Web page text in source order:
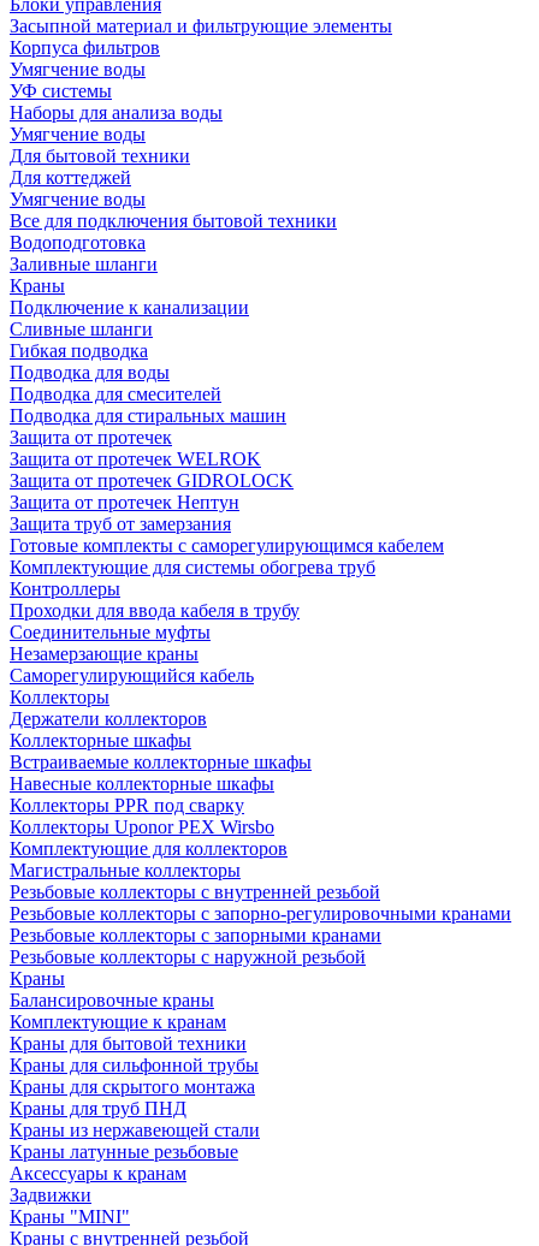
Засыпной материал и фильтрующие элементы
Корпуса фильтров
Умягчение воды
УФ системы
Наборы для анализа воды
Умягчение воды
Для бытовой техники
Для коттеджей
Умягчение воды
Все для подключения бытовой техники
Водоподготовка
Заливные шланги
Краны
Подключение к канализации
Сливные шланги
Гибкая подводка
Подводка для воды
Подводка для смесителей
Подводка для стиральных машин
Защита от протечек
Защита от протечек WELROK
Защита от протечек GIDROLOCK
Защита от протечек Нептун
Защита труб от замерзания
Готовые комплекты с саморегулирующимся кабелем
Комплектующие для системы обогрева труб
Контроллеры
Проходки для ввода кабеля в трубу
Соединительные муфты
Незамерзающие краны
Саморегулирующийся кабель
Коллекторы
Держатели коллекторов
Коллекторные шкафы
Встраиваемые коллекторные шкафы
Навесные коллекторные шкафы
Коллекторы PPR под сварку
Коллекторы Uponor PEX Wirsbo
Комплектующие для коллекторов
Магистральные коллекторы
Резьбовые коллекторы с внутренней резьбой
Резьбовые коллекторы с запорно-регулировочными кранами
Резьбовые коллекторы с запорными кранами
Резьбовые коллекторы с наружной резьбой
Краны
Балансировочные краны
Комплектующие к кранам
Краны для бытовой техники
Краны для сильфонной трубы
Краны для скрытого монтажа
Краны для труб ПНД
Краны из нержавеющей стали
Краны латунные резьбовые
Аксессуары к кранам
Задвижки
Краны "MINI"
Краны с внутренней резьбой